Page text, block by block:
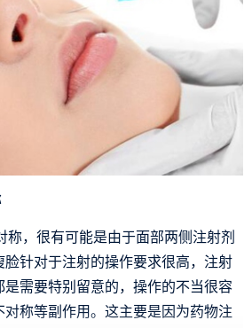
称，很有可能是由于面部两侧注射剂
脸针对于注射的操作要求很高，注射
是需要特别留意的，操作的不当很容
称等副作用。这主要是因为药物注